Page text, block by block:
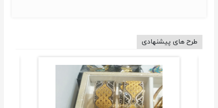
طرح های پیشنهادی